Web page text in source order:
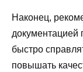
Наконец,
быстро
повышать